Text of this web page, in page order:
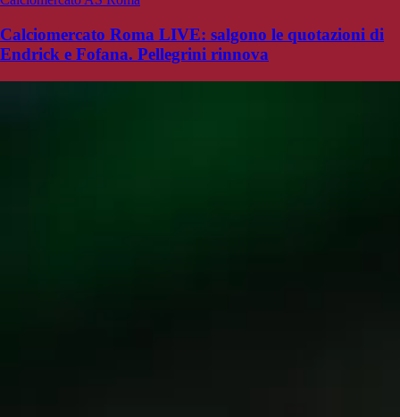
Calciomercato Roma LIVE: salgono le quotazioni di
Endrick e Fofana. Pellegrini rinnova